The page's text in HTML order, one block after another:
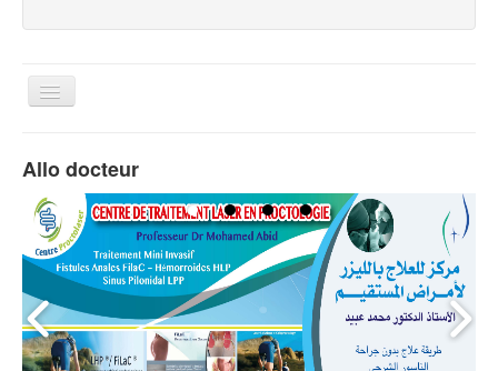
Basculer
Contact
Allo docteur